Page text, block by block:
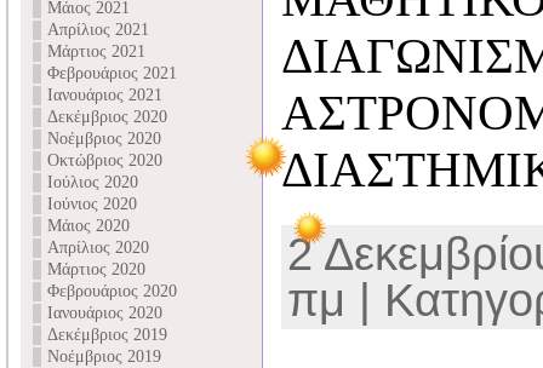
Μάιος 2021
Απρίλιος 2021
Μάρτιος 2021
Φεβρουάριος 2021
Ιανουάριος 2021
Δεκέμβριος 2020
Νοέμβριος 2020
Οκτώβριος 2020
Ιούλιος 2020
Ιούνιος 2020
Μάιος 2020
Απρίλιος 2020
Μάρτιος 2020
Φεβρουάριος 2020
Ιανουάριος 2020
Δεκέμβριος 2019
Νοέμβριος 2019
2
πμ |